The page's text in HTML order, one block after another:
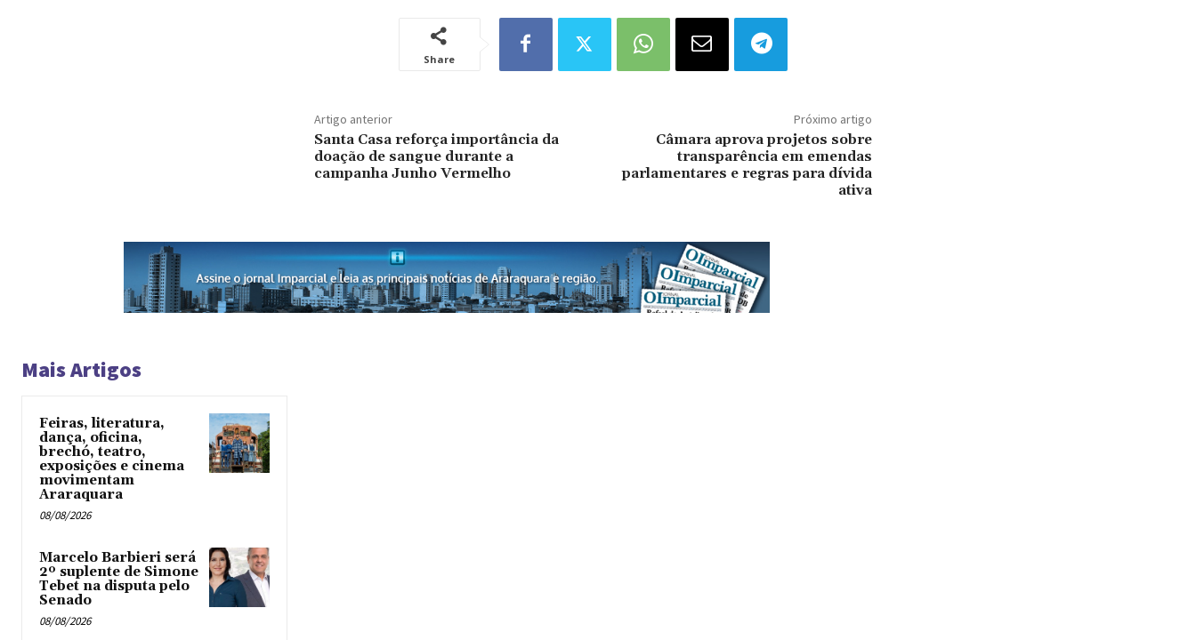
Share
Artigo anterior
Santa Casa reforça importância da
doação de sangue durante a
campanha Junho Vermelho
Próximo artigo
Câmara aprova projetos sobre
transparência em emendas
parlamentares e regras para dívida
ativa
Mais Artigos
Feiras, literatura,
dança, oficina,
brechó, teatro,
exposições e cinema
movimentam
Araraquara
08/08/2026
Marcelo Barbieri será
2º suplente de Simone
Tebet na disputa pelo
Senado
08/08/2026